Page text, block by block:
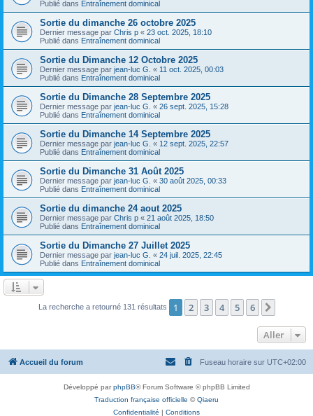
Publié dans Entraînement dominical
Sortie du dimanche 26 octobre 2025
Dernier message par Chris p « 23 oct. 2025, 18:10
Publié dans Entraînement dominical
Sortie du Dimanche 12 Octobre 2025
Dernier message par jean-luc G. « 11 oct. 2025, 00:03
Publié dans Entraînement dominical
Sortie du Dimanche 28 Septembre 2025
Dernier message par jean-luc G. « 26 sept. 2025, 15:28
Publié dans Entraînement dominical
Sortie du Dimanche 14 Septembre 2025
Dernier message par jean-luc G. « 12 sept. 2025, 22:57
Publié dans Entraînement dominical
Sortie du Dimanche 31 Août 2025
Dernier message par jean-luc G. « 30 août 2025, 00:33
Publié dans Entraînement dominical
Sortie du dimanche 24 aout 2025
Dernier message par Chris p « 21 août 2025, 18:50
Publié dans Entraînement dominical
Sortie du Dimanche 27 Juillet 2025
Dernier message par jean-luc G. « 24 juil. 2025, 22:45
Publié dans Entraînement dominical
La recherche a retourné 131 résultats 1 2 3 4 5 6
Aller
Accueil du forum Fuseau horaire sur UTC+02:00
Développé parphpBB® Forum Software © phpBB Limited
Traduction française officielle ©Qiaeru
Confidentialité | Conditions